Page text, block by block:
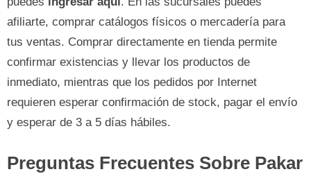
afiliarte, comprar catálogos físicos o mercadería para
tus ventas. Comprar directamente en tienda permite
confirmar existencias y llevar los productos de
inmediato, mientras que los pedidos por Internet
requieren esperar confirmación de stock, pagar el envío
y esperar de 3 a 5 días hábiles.
Preguntas Frecuentes Sobre Pakar